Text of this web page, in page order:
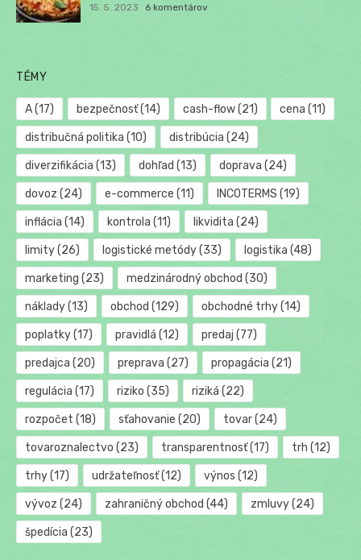
15. 5. 2023 6 komentárov
TÉMY
A(17) bezpečnosť(14) cash-flow(21) cena (11)
distribučná politika (10) distribúcia (24)
diverzifikácia (13) dohľad (13) doprava (24)
dovoz (24) e-commerce (11) INCOTERMS (19)
inflácia (14) kontrola (11) likvidita (24)
limity(26) logistické metódy(33) logistika (48)
marketing (23) medzinárodný obchod (30)
náklady(13) obchod (129) obchodné trhy(14)
poplatky(17) pravidlá (12) predaj (77)
predajca (20) preprava (27) propagácia (21)
regulácia (17) riziko (35) riziká (22)
rozpočet (18) sťahovanie (20) tovar(24)
tovaroznalectvo (23) transparentnosť(17) trh (12)
trhy(17) udržateľnosť(12) výnos (12)
vývoz (24) zahraničný obchod (44) zmluvy(24)
špedícia (23)